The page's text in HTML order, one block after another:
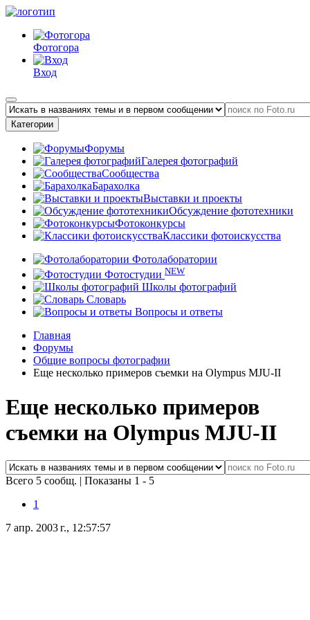
Фотогора
Вход
Категории
Форумы
Галерея фотографий
Сообщества
Барахолка
Выставки и проекты
Обсуждение фототехники
Фотоконкурсы
Классики фотоискусства
Фотолаборатории
Фотостудии NEW
Школы фотографий
Словарь
Вопросы и ответы
Главная
Форумы
Общие вопросы фотографии
Еще несколько примеров съемки на Olympus MJU-II
Еще несколько примеров
съемки на Olympus MJU-II
Всего 5 сообщ. | Показаны 1 - 5
1
7 апр. 2003 г., 12:57:57